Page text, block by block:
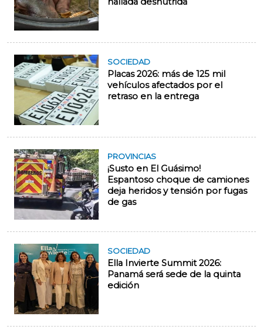
SOCIEDAD
Placas 2026: más de 125 mil
vehículos afectados por el
retraso en la entrega
PROVINCIAS
¡Susto en El Guásimo!
Espantoso choque de camiones
deja heridos y tensión por fugas
de gas
SOCIEDAD
Ella Invierte Summit 2026:
Panamá será sede de la quinta
edición